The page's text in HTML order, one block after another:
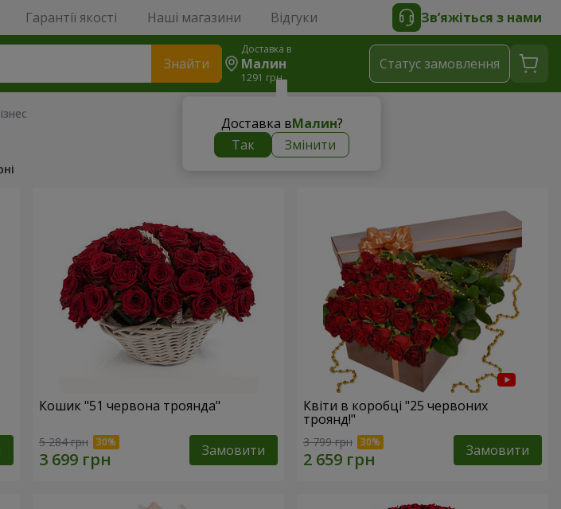
Гарантії якості Наші магазини Відгуки Зв’яжіться з нами
Знайти
Доставка в
Малин
1291 грн
Доставка вМалин?
Так
Змінити
Статус замовлення
Кошик "51 червона троянда"
5 284 грн Замовити
Квіти в коробці "25 червоних
троянд!"
3 799 грн Замовити